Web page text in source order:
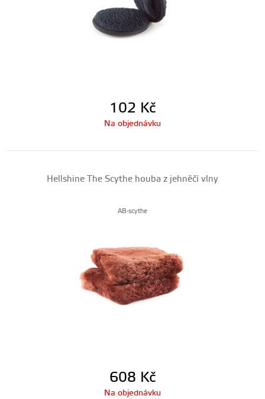
102 Kč
Na objednávku
Hellshine The Scythe houba z jehněčí vlny
AB-scythe
608 Kč
Na objednávku